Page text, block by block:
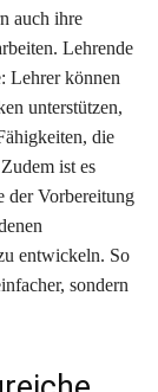
auch ihre
Lehrende
Lehrer können
unterstützen,
die
ist es
der Vorbereitung
entwickeln. So
sondern